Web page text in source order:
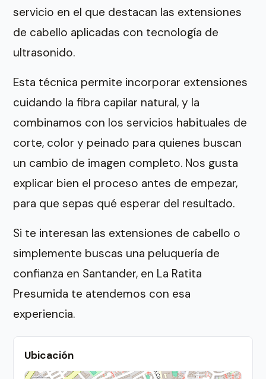
servicio en el que destacan las extensiones
de cabello aplicadas con tecnología de
ultrasonido.
Esta técnica permite incorporar extensiones
cuidando la fibra capilar natural, y la
combinamos con los servicios habituales de
corte, color y peinado para quienes buscan
un cambio de imagen completo. Nos gusta
explicar bien el proceso antes de empezar,
para que sepas qué esperar del resultado.
Si te interesan las extensiones de cabello o
simplemente buscas una peluquería de
confianza en Santander, en La Ratita
Presumida te atendemos con esa
experiencia.
Ubicación